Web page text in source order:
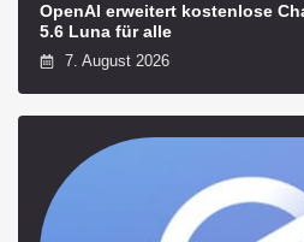
OpenAI erweitert kostenlose
5.6 Luna für alle
7. August 2026